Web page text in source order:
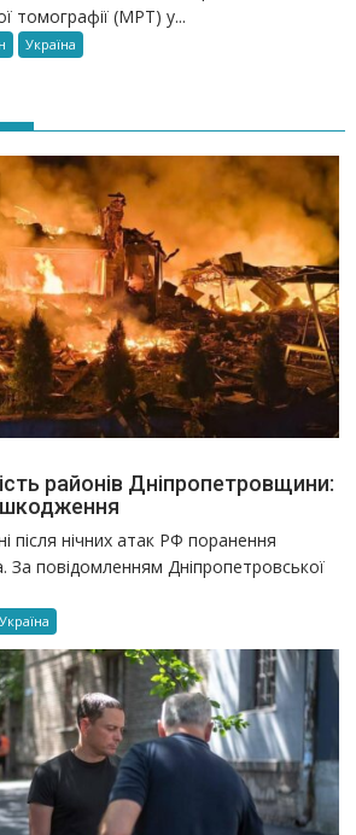
томографії (МРТ) у...
Україна
районів Дніпропетровщини:
після нічних атак РФ поранення
За повідомленням Дніпропетровської
Україна